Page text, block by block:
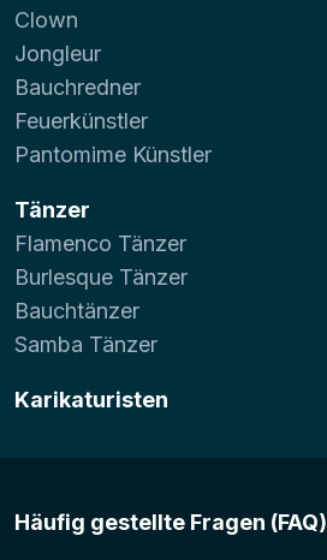
Clown
Jongleur
Bauchredner
Feuerkünstler
Pantomime Künstler
Tänzer
Flamenco Tänzer
Burlesque Tänzer
Bauchtänzer
Samba Tänzer
Karikaturisten
Häufig gestellte Fragen (FAQ)